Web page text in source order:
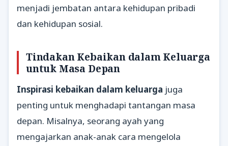
menjadi jembatan antara kehidupan pribadi
dan kehidupan sosial.
Tindakan Kebaikan dalam Keluarga
untuk Masa Depan
Inspirasi kebaikan dalam keluarga juga
penting untuk menghadapi tantangan masa
depan. Misalnya, seorang ayah yang
mengajarkan anak-anak cara mengelola